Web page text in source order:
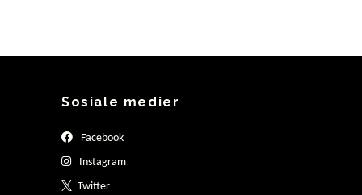
Sosiale medier
Facebook
Instagram
Twitter